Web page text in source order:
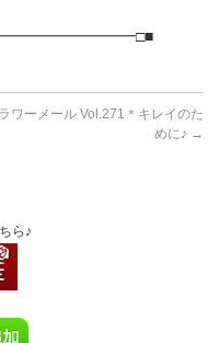
ワーメール Vol.271＊キレイのた
めに♪ →
ら♪